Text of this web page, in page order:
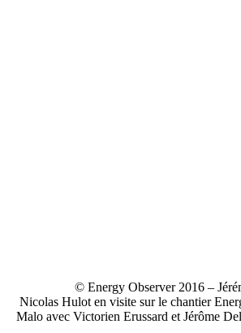
© Energy Observer 2016 –
Nicolas Hulot en visite sur le chantier
Malo avec Victorien Erussard et Jérôme